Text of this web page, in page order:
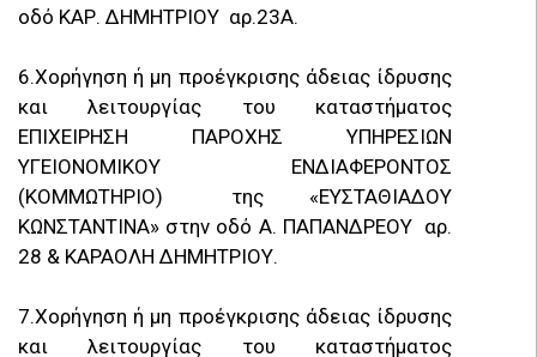
οδό ΚΑΡ. ΔΗΜΗΤΡΙΟΥ αρ.23Α.
6.Χορήγηση ή μη προέγκρισης άδειας ίδρυσης
και λειτουργίας του καταστήματος
ΕΠΙΧΕΙΡΗΣΗ ΠΑΡΟΧΗΣ ΥΠΗΡΕΣΙΩΝ
ΥΓΕΙΟΝΟΜΙΚΟΥ ΕΝΔΙΑΦΕΡΟΝΤΟΣ
(ΚΟΜΜΩΤΗΡΙΟ) της «ΕΥΣΤΑΘΙΑΔΟΥ
ΚΩΝΣΤΑΝΤΙΝΑ» στην οδό Α. ΠΑΠΑΝΔΡΕΟΥ αρ.
28 & ΚΑΡΑΟΛΗ ΔΗΜΗΤΡΙΟΥ.
7.Χορήγηση ή μη προέγκρισης άδειας ίδρυσης
και λειτουργίας του καταστήματος